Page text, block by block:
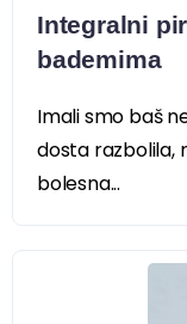
Integralni
bademima
Imali smo baš
dosta razbolila,
bolesna...